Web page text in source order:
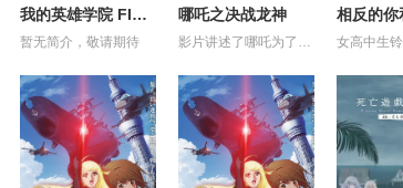
我的英雄学院 FINAL SEASON 特别篇
暂无简介，敬请期待
哪吒之决战龙神
影片讲述了哪吒为了救出活祭的小孩，杀死龙三太子。因而惹怒了龙神，被龙神所伤，断掉一臂。最终在太乙真人的帮助下，塑莲藕手臂，提升“离火印”实力，最终击败龙神，拯救陈塘关，战胜邪恶的故事。 (电审动字[2021]第20号)